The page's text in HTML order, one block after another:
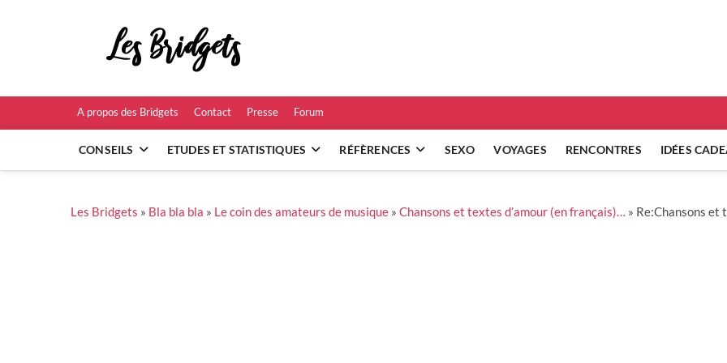
A propos des Bridgets Contact Presse Forum
CONSEILS ETUDES ET STATISTIQUES RÉFÈRENCES SEXO VOYAGES RENCONTRES IDÉES
Les Bridgets » Bla bla bla » Le coin des amateurs de musique » Chansons et textes d’amour (en français)… » Re:Chansons et